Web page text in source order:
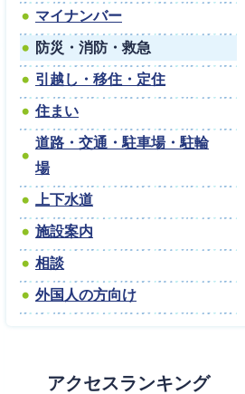
マイナンバー
防災・消防・救急
引越し・移住・定住
住まい
道路・交通・駐車場・駐輪
場
上下水道
施設案内
相談
外国人の方向け
アクセスランキング